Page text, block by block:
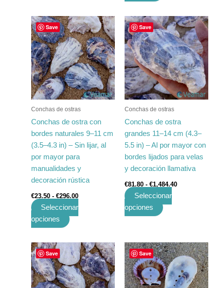
Save
Conchas de ostras
Conchas de ostra con
bordes naturales 9–11 cm
(3.5–4.3 in) – Sin lijar, al
por mayor para
manualidades y
decoración rústica
€23.50 - €296.00
Rango
de
precios:
desde
€23.50
hasta
€296.00
Seleccionar
opciones
Este
producto
tiene
múltiples
variantes.
Las
opciones
elegir
en
página
de
producto
Save
Conchas de ostras
Conchas de ostra
grandes 11–14 cm (4.3–
5.5 in) – Al por mayor con
bordes lijados para velas
y decoración llamativa
€81.80 - €1,484.40
Rango
de
precios:
desde
€81.80
hasta
€1,484.40
Seleccionar
opciones
Este
producto
tiene
múltiples
variantes.
Las
opciones
elegir
en
la
página
de
producto
Save
Rango
de
precios:
desde
€16.23
Este
producto
tiene
múltiples
Save
Rango
de
precios:
desde
€41.92
Este
producto
tiene
múltiples